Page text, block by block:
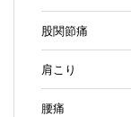
股関節痛
肩こり
腰痛